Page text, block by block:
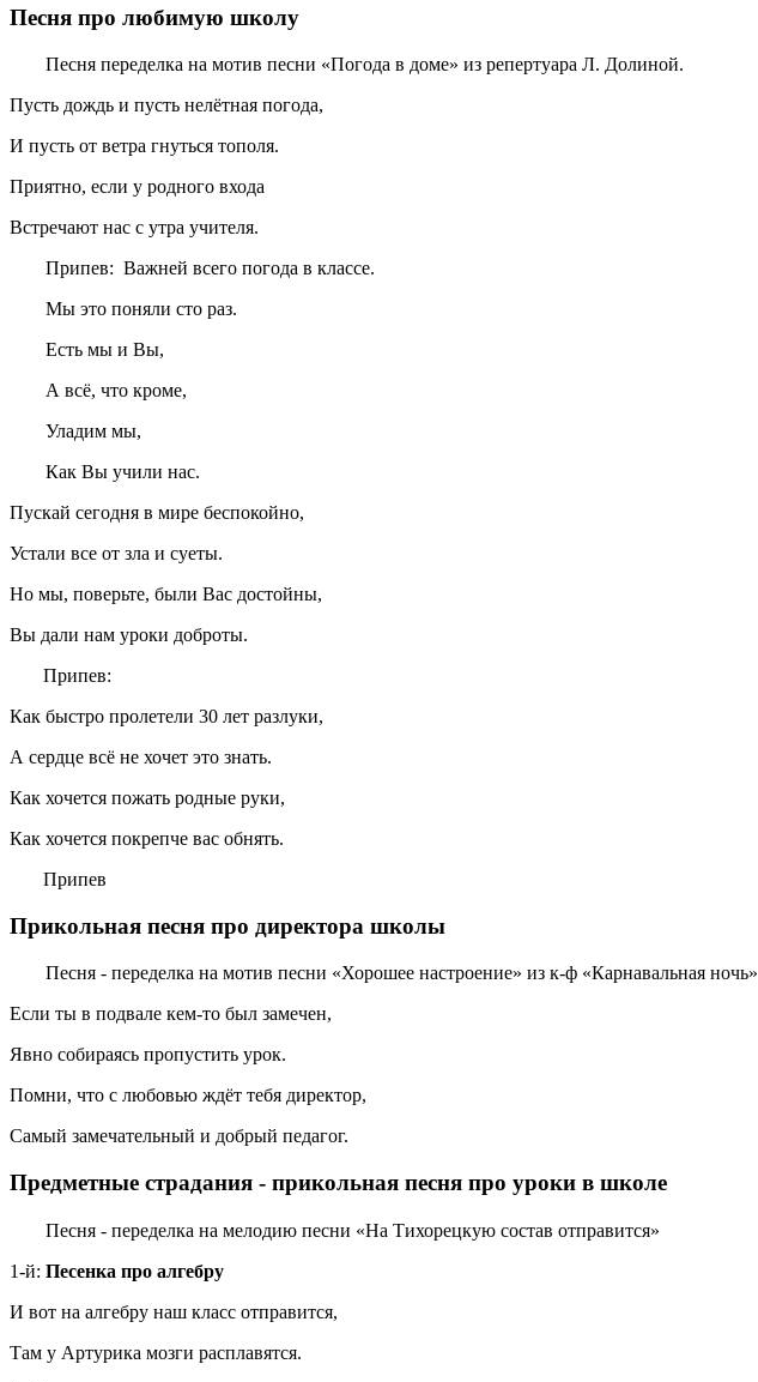
Песня про любимую школу
Песня переделка на мотив песни «Погода в доме» из репертуара Л. Долиной.
Пусть дождь и пусть нелётная погода,
И пусть от ветра гнуться тополя.
Приятно, если у родного входа
Встречают нас с утра учителя.
Припев: Важней всего погода в классе.
Мы это поняли сто раз.
Есть мы и Вы,
А всё, что кроме,
Уладим мы,
Как Вы учили нас.
Пускай сегодня в мире беспокойно,
Устали все от зла и суеты.
Но мы, поверьте, были Вас достойны,
Вы дали нам уроки доброты.
Припев:
Как быстро пролетели 30 лет разлуки,
А сердце всё не хочет это знать.
Как хочется пожать родные руки,
Как хочется покрепче вас обнять.
Припев
Прикольная песня про директора школы
Песня - переделка на мотив песни «Хорошее настроение» из к-ф «Карнавальная ночь»
Если ты в подвале кем-то был замечен,
Явно собираясь пропустить урок.
Помни, что с любовью ждёт тебя директор,
Самый замечательный и добрый педагог.
Предметные страдания - прикольная песня про уроки в школе
Песня - переделка на мелодию песни «На Тихорецкую состав отправится»
1-й: Песенка про алгебру
И вот на алгебру наш класс отправится,
Там у Артурика мозги расплавятся.